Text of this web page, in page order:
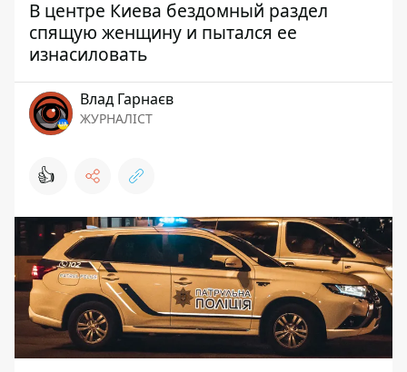
В центре Киева бездомный раздел
спящую женщину и пытался ее
изнасиловать
Влад Гарнаєв
ЖУРНАЛІСТ
👍